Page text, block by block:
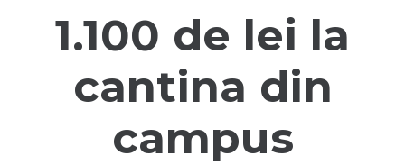
1.100 de lei la
cantina din
campus